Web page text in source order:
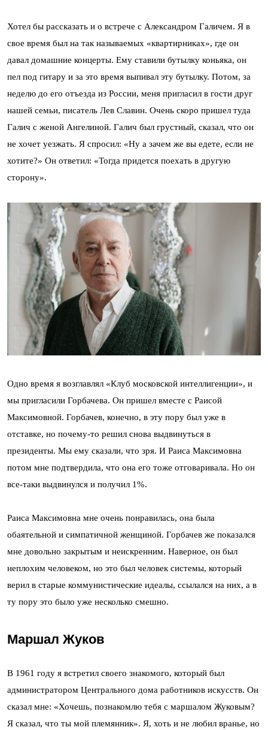
Хотел бы рассказать и о встрече с Александром Галичем. Я в
свое время был на так называемых «квартирниках», где он
давал домашние концерты. Ему ставили бутылку коньяка, он
пел под гитару и за это время выпивал эту бутылку. Потом, за
неделю до его отъезда из России, меня пригласил в гости друг
нашей семьи, писатель Лев Славин. Очень скоро пришел туда
Галич с женой Ангелиной. Галич был грустный, сказал, что он
не хочет уезжать. Я спросил: «Ну а зачем же вы едете, если не
хотите?» Он ответил: «Тогда придется поехать в другую
сторону».
Одно время я возглавлял «Клуб московской интеллигенции», и
мы пригласили Горбачева. Он пришел вместе с Раисой
Максимовной. Горбачев, конечно, в эту пору был уже в
отставке, но почему-то решил снова выдвинуться в
президенты. Мы ему сказали, что зря. И Раиса Максимовна
потом мне подтвердила, что она его тоже отговаривала. Но он
все-таки выдвинулся и получил 1%.
Раиса Максимовна мне очень понравилась, она была
обаятельной и симпатичной женщиной. Горбачев же показался
мне довольно закрытым и неискренним. Наверное, он был
неплохим человеком, но это был человек системы, который
верил в старые коммунистические идеалы, ссылался на них, а в
ту пору это было уже несколько смешно.
Маршал Жуков
В 1961 году я встретил своего знакомого, который был
администратором Центрального дома работников искусств. Он
сказал мне: «Хочешь, познакомлю тебя с маршалом Жуковым?
Я сказал, что ты мой племянник». Я, хоть и не любил вранье, но